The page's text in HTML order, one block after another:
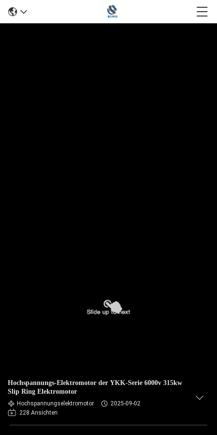
Hochspannungs-Elektromotor der YKK-Serie 6000v 315kw
Slip Ring Elektromotor
Hochspannungselektromotor
2025-09-02
228 Ansichten